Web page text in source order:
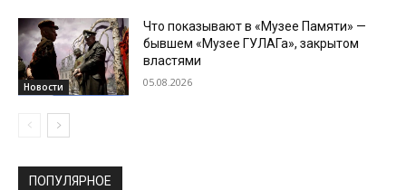
Новости
Что показывают в «Музее Памяти» —
бывшем «Музее ГУЛАГа», закрытом
властями
05.08.2026
ПОПУЛЯРНОЕ